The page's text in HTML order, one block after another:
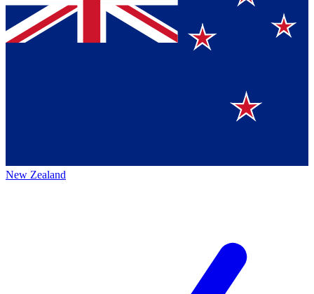
New Zealand